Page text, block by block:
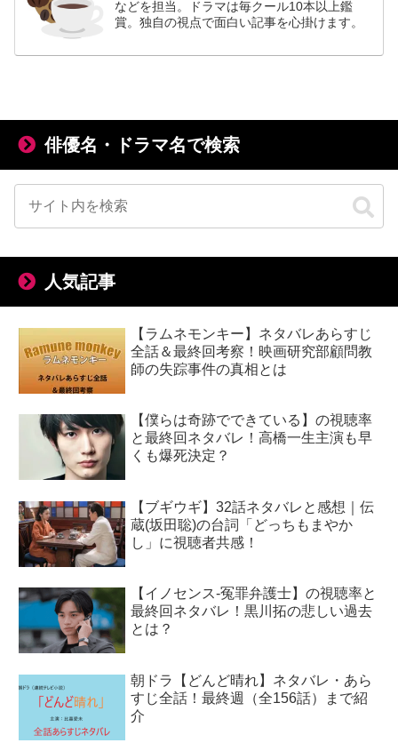
などを担当。ドラマは毎クール10本以上鑑
賞。独自の視点で面白い記事を心掛けます。
俳優名・ドラマ名で検索
人気記事
【ラムネモンキー】ネタバレあらすじ
全話＆最終回考察！映画研究部顧問教
師の失踪事件の真相とは
【僕らは奇跡でできている】の視聴率
と最終回ネタバレ！高橋一生主演も早
くも爆死決定？
【ブギウギ】32話ネタバレと感想｜伝
蔵(坂田聡)の台詞「どっちもまやか
し」に視聴者共感！
【イノセンス-冤罪弁護士】の視聴率と
最終回ネタバレ！黒川拓の悲しい過去
とは？
朝ドラ【どんど晴れ】ネタバレ・あら
すじ全話！最終週（全156話）まで紹
介